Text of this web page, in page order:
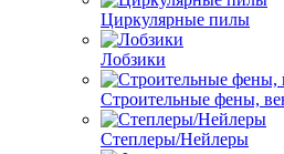
Циркулярные пилы
Лобзики
Строительные фены,
Степлеры/Нейлеры